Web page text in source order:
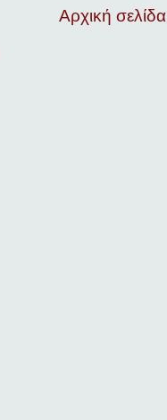
Αρχική σελίδα